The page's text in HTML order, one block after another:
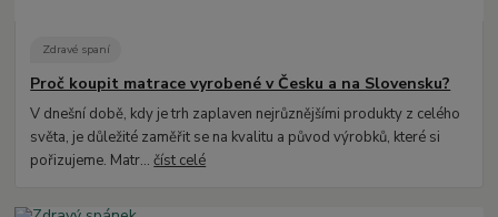
Zdravé spaní
Proč koupit matrace vyrobené v Česku a na Slovensku?
V dnešní době, kdy je trh zaplaven nejrůznějšími produkty z celého
světa, je důležité zaměřit se na kvalitu a původ výrobků, které si
pořizujeme. Matr...číst celé